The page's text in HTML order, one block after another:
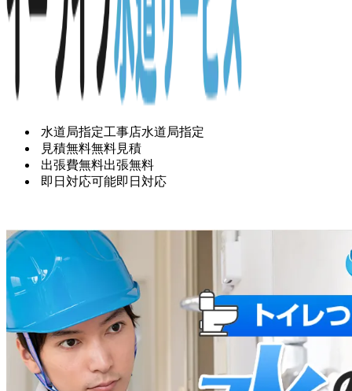
水道局指定工事店水道局指定
見積無料無料見積
出張費無料出張無料
即日対応可能即日対応